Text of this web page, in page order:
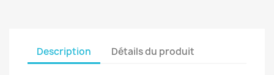
Description Détails du produit